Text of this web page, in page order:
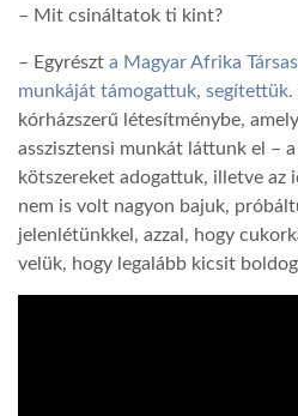
– Mit csináltatok ti kint?
– Egyrészt a Magyar Afrika
munkáját támogattuk, segítettük.
kórházszerű létesítménybe,
asszisztensi munkát láttunk el –
kötszereket adogattuk, illetve az
nem is volt nagyon bajuk,
jelenlétünkkel, azzal, hogy
velük, hogy legalább kicsit